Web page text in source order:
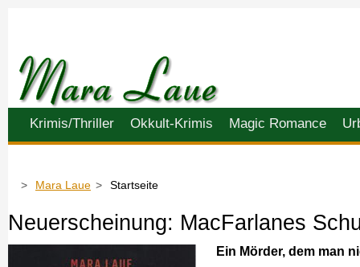
Navigation
überspringen
Krimis/Thriller Okkult-Krimis Magic Romance
Mara Laue Startseite
Neuerscheinung: MacFarlanes
Ein Mörder, dem man